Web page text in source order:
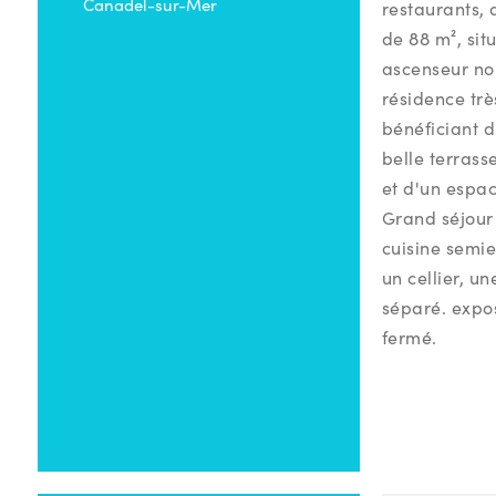
restaurants,
de 88 m²,
ascenseur
résidence
bénéficiant
belle
et d'un
Grand
cuisine
un cellier,
séparé.
fermé.